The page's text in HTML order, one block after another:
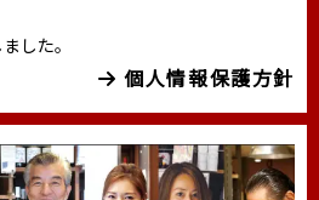
した。
個人情報保護方針